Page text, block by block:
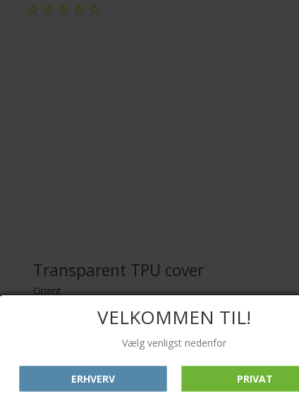
Transparent TPU cover
Orient
VELKOMMEN TIL!
Vælg venligst nedenfor
ERHVERV PRIVAT